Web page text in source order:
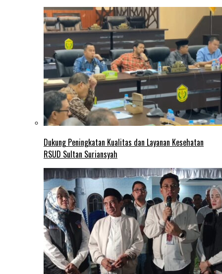
Dukung Peningkatan Kualitas dan Layanan Kesehatan
RSUD Sultan Suriansyah